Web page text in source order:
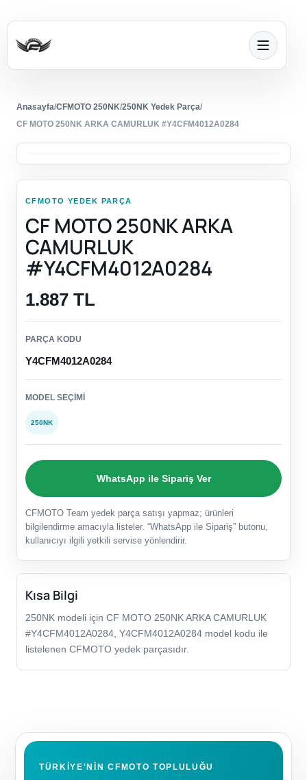
Anasayfa/CFMOTO 250NK/250NK Yedek Parça/
CF MOTO 250NK ARKA CAMURLUK #Y4CFM4012A0284
CFMOTO YEDEK PARÇA
CF MOTO 250NK ARKA
CAMURLUK
#Y4CFM4012A0284
1.887 TL
PARÇA KODU
Y4CFM4012A0284
MODEL SEÇIMI
250NK
WhatsApp ile Sipariş Ver
CFMOTO Team yedek parça satışı yapmaz; ürünleri
bilgilendirme amacıyla listeler. “WhatsApp ile Sipariş” butonu,
kullanıcıyı ilgili yetkili servise yönlendirir.
Kısa Bilgi
250NK modeli için CF MOTO 250NK ARKA CAMURLUK
#Y4CFM4012A0284, Y4CFM4012A0284 model kodu ile
listelenen CFMOTO yedek parçasıdır.
TÜRKIYE'NIN CFMOTO TOPLULUĞU